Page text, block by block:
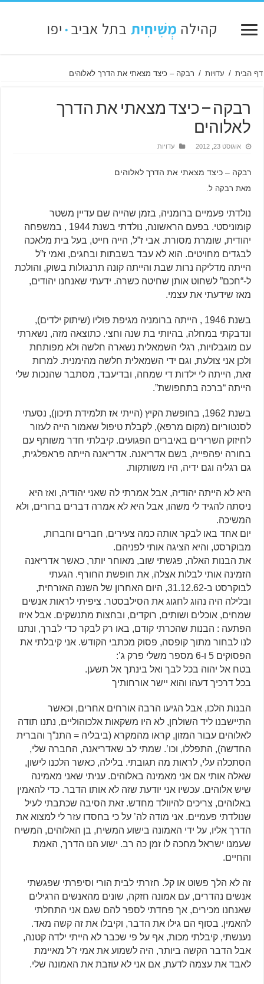
דף הבית / עדויות / רבקה – כיצד מצאתי את הדרך לאלוהים
רבקה – כיצד מצאתי את הדרך
לאלוהים
אוגוסט 23, 2012 עדויות
רבקה – כיצד מצאתי את הדרך לאלוהים
מאת רבקה ל.
נולדתי פעמיים ברומניה, בזמן שהייה שם עדיין משטר
קומוניסטי. בפעם הראשונה, נולדתי בשנת 1944 , במשפחה
יהודית, שומרת מסורת. אבי ז”ל, הייה חייט, בעל בית מלאכה
לבגדים מחויטים. הוא לא עבד בשבתות ובחגים, ואמי ז”ל
הייתה מדליקה נרות שבת והייתה קונה תרנגולות בשוק, והולכת
ל-“חכם” לשחוט אותן שחיטה כשרה. ידעתי שאנחנו יהודים,
מאז שידעתי את עצמי.
בשנת 1946 , הייתה ברומניה מגיפת פוליו (שיתוק ילדים),
ונדבקתי במחלה, בהיותי בת שנה וחצי. כתוצאה מזה, נשארתי
עם מוגבלויות, רגלי השמאלית נשארה חלשה ולא מפותחת
ולכן אני צולעת, וגם ידי השמאלית חלשה מהימנית. למרות
זאת, הייתה לי ילדות די שמחה, ובדיעבד, מסתבר שהנכות שלי
הייתה “ברכה בתחפושת”.
בשנת 1962, בחופשת הקיץ (הייתי אז תלמידת תיכון), נסעתי
לסנטוריום (מקום מרפא), לקבלת טיפול שאמור הייה לעזור
לחיזוק השרירים באיברים הפגועים. קיבלתי חדר משותף עם
בחורה יפהפייה, בשם אדריאנה. אדריאנה הייתה פראפלגית,
גם רגליה וגם ידיה, היו משותקות.
היא לא הייתה יהודיה, אבל אמרתי לה שאני יהודיה, ואז היא
ניסתה להגיד לי משהו, אבל היא לא אמרה דברים ברורים, ולא
המשיכה.
יום אחד באו לבקר אותה כמה צעירים, חברים וחברות,
מבוקרסט, והיא הציגה אותי לפניהם.
את הבנות האלה, פגשתי שוב, מאוחר יותר, כאשר אדריאנה
הזמינה אותי לבלות אצלה, את חופשת החורף. הגעתי
לבוקרסט ב-31.12.62, היום האחרון של השנה האזרחית,
ובלילה היה נהוג לחגוג את הסילבסטר. ציפיתי לראות אנשים
שמחים, אוכלים ושותים, רוקדים, ובחצות מתנשקים. אבל איזו
הפתעה : הבנות שהכרתי קודם, באו רק לבקר כדי לברך, ונתנו
לנו לבחור מתוך קופסה, פסוק מכתבי הקודש. אני קיבלתי את
הפסוקים 5 ו-6 מספר משלי פרק ג’:
בטח אל יהוה בכל לבך ואל בינתך אל תשען.
בכל דרכיך דעהו והוא יישר אורחותיך
הבנות הלכו, אבל הגיעו הרבה אורחים אחרים, וכאשר
התיישבנו ליד השולחן, לא היו משקאות אלכוהוליים, נתנו תודה
לאלוהים עבור המזון, קראו מהמקרא (ביבליה = התנ”ך והברית
החדשה), התפללו, וכו’. שמתי לב שאדריאנה, החברה שלי,
הסתכלה עלי, לראות מה תגובתי. בלילה, כאשר הלכנו לישון,
שאלה אותי אם אני מאמינה באלוהים. עניתי שאני מאמינה
שיש אלוהים. עכשיו אני יודעת שזה לא אותו הדבר. כדי להאמין
באלוהים, צריכים להיוולד מחדש. זאת הסיבה שכתבתי לעיל
שנולדתי פעמיים. אני מודה לה’ על כי בחסדו עזר לי למצוא את
הדרך אליו, על ידי האמונה בישוע המשיח, בן האלוהים, המשיח
שעמנו ישראל מחכה לו זמן כה רב. ישוע הנו הדרך, האמת
והחיים.
זה לא הלך פשוט או קל. חזרתי לבית הורי וסיפרתי שפגשתי
אנשים נהדרים, עם אמונה חזקה, שונים מהאנשים הרגילים
שאנחנו מכירים, אך פחדתי לספר להם שגם אני התחלתי
להאמין. בסוף הם גילו את הדבר, וקיבלו את זה קשה מאד.
נענשתי, קיבלתי מכות, אף על פי שכבר לא הייתי ילדה קטנה,
אבל הדבר הקשה ביותר, היה לשמוע את אמי ז”ל מאיימת
לאבד את עצמה לדעת, אם אני לא עוזבת את האמונה שלי.